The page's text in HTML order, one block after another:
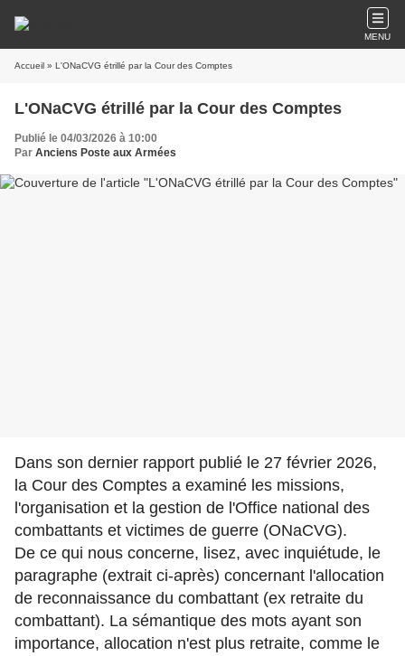
MENU
Accueil » L'ONaCVG étrillé par la Cour des Comptes
L'ONaCVG étrillé par la Cour des Comptes
Publié le 04/03/2026 à 10:00
Par Anciens Poste aux Armées
Dans son dernier rapport publié le 27 février 2026,
la Cour des Comptes a examiné les missions,
l'organisation et la gestion de l'Office national des
combattants et victimes de guerre (ONaCVG).
De ce qui nous concerne, lisez, avec inquiétude, le
paragraphe (extrait ci-après) concernant l'allocation
de reconnaissance du combattant (ex retraite du
combattant). La sémantique des mots ayant son
importance, allocation n'est plus retraite, comme le